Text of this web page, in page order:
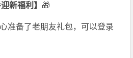
新福利】 🎁
准备了老朋友礼包，可以登录